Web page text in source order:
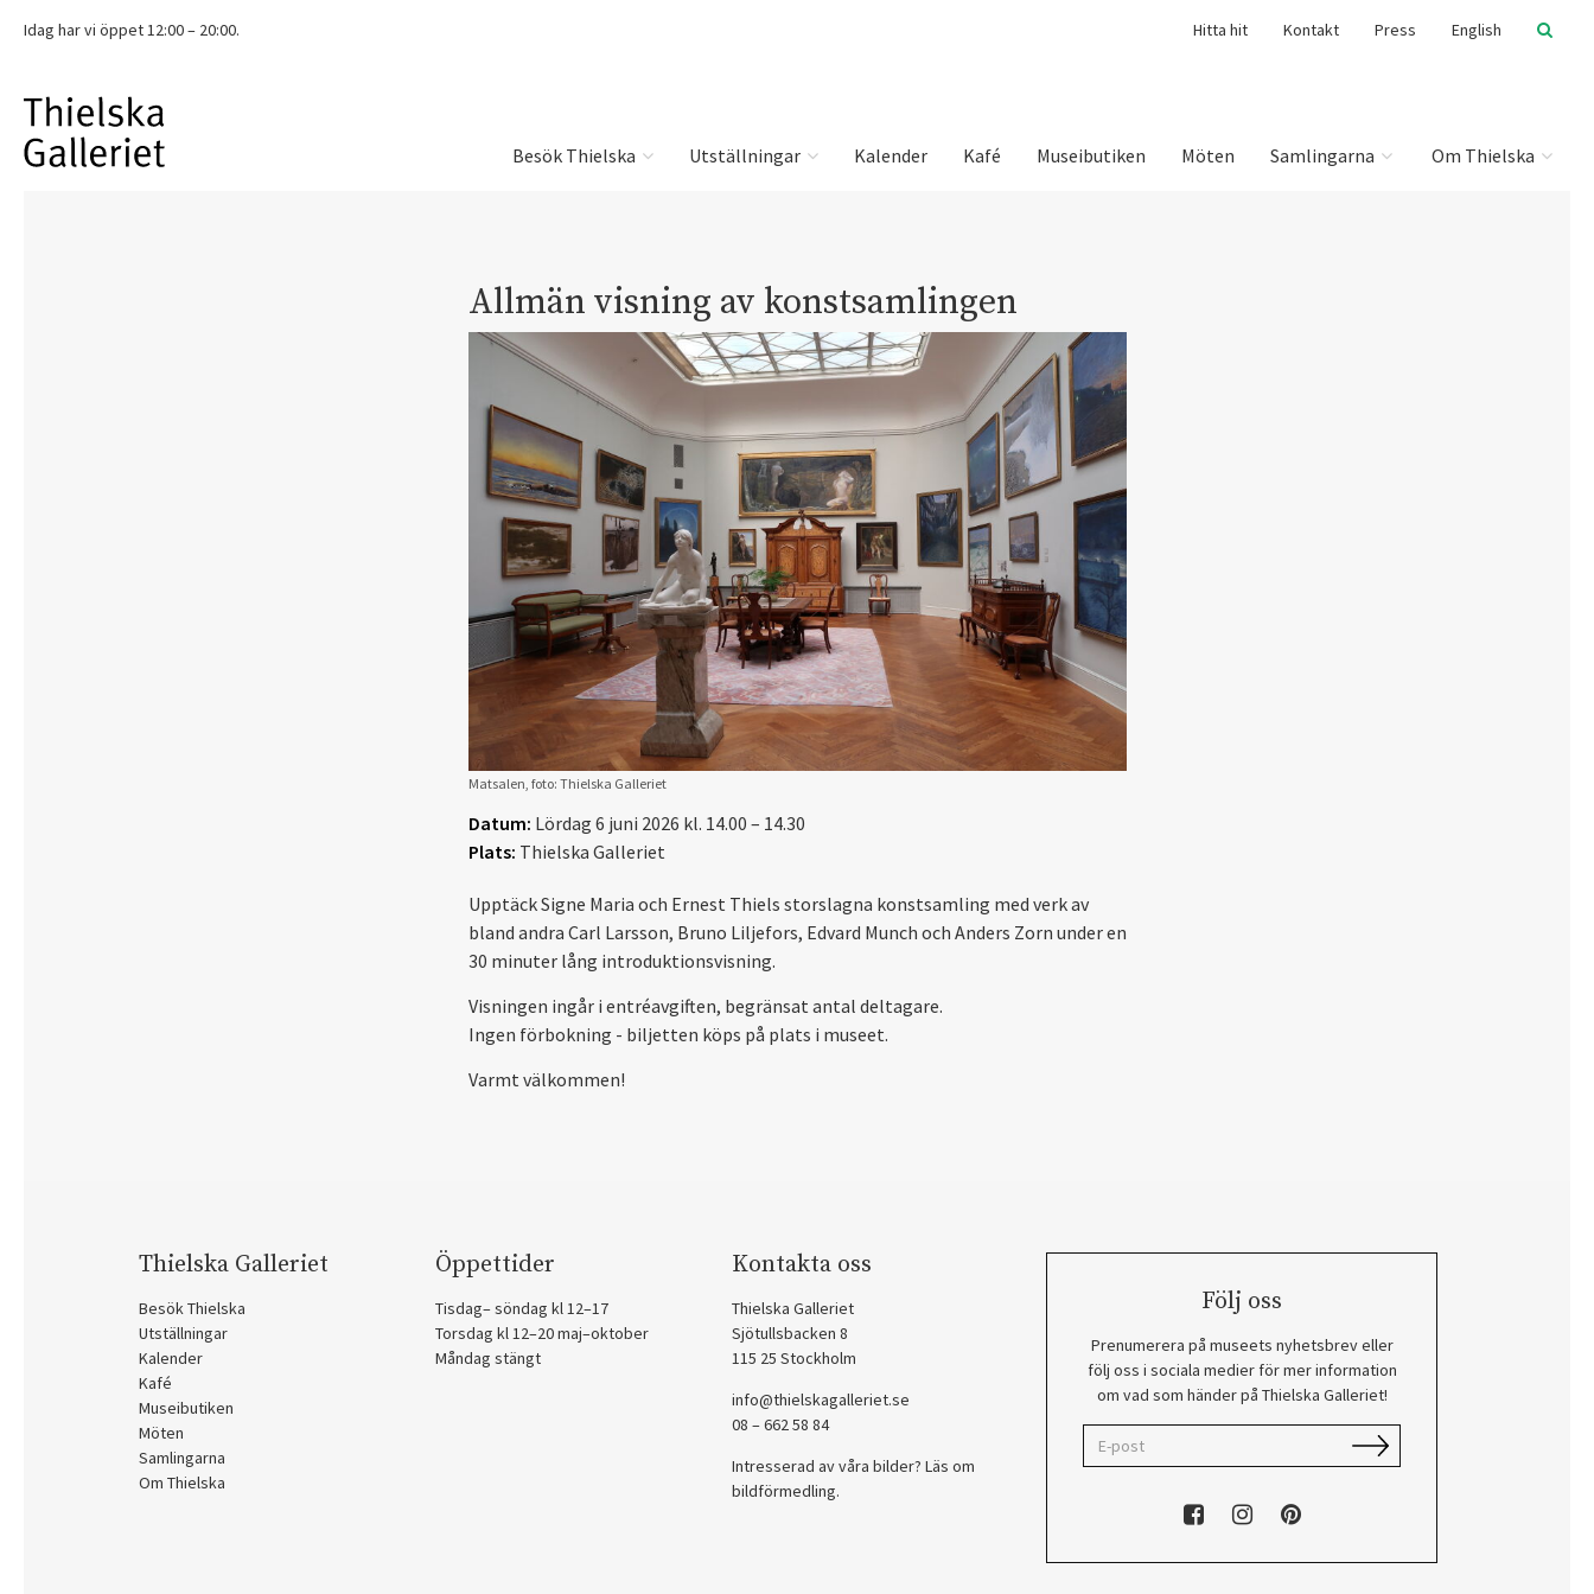
Idag har vi öppet 12:00 – 20:00. Hitta hit Kontakt Press English
Besök Thielska Utställningar Kalender Kafé Museibutiken Möten Samlingarna Om Thielska
Allmän visning av konstsamlingen
Matsalen, foto: Thielska Galleriet
Datum: Lördag 6 juni 2026 kl. 14.00 – 14.30
Plats: Thielska Galleriet
Upptäck Signe Maria och Ernest Thiels storslagna konstsamling med verk av
bland andra Carl Larsson, Bruno Liljefors, Edvard Munch och Anders Zorn under en
30 minuter lång introduktionsvisning.
Visningen ingår i entréavgiften, begränsat antal deltagare.
Ingen förbokning - biljetten köps på plats i museet.
Varmt välkommen!
Thielska Galleriet
Besök Thielska
Utställningar
Kalender
Kafé
Museibutiken
Möten
Samlingarna
Om Thielska
Öppettider
Tisdag– söndag kl 12–17
Torsdag kl 12–20 maj–oktober
Måndag stängt
Kontakta oss
Thielska Galleriet
Sjötullsbacken 8
115 25 Stockholm
info@thielskagalleriet.se
08 – 662 58 84
Intresserad av våra bilder? Läs om
bildförmedling.
Följ oss
Prenumerera på museets nyhetsbrev eller
följ oss i sociala medier för mer information
om vad som händer på Thielska Galleriet!